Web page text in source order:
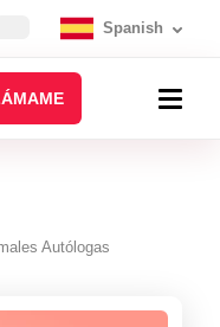
Spanish
Autólogas